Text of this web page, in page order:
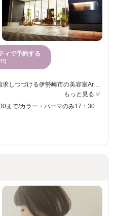
ィで予約する
髪と心に至福のリラクゼーションを追求しつづける伊勢崎市の美容室Ark Ciel。 シリコンフリーのシャンプー剤や天然成分の薬剤を取り扱っており、シャンプーシートは、リラックスできる快適フルフラットシート。東京とニューヨークにサロンを構える「ＭＩＮＧＬＥ」と業務提携し、より良い技術をリーズナブルな価格で提供してくれます。
もっと見る
まで/カラー・パーマのみ17：30